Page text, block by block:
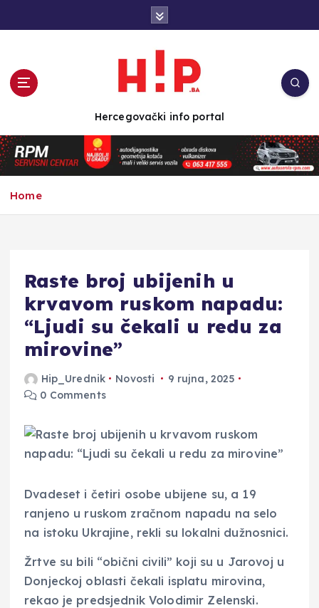
n
t
e
Hercegovački info portal
Home
Raste broj ubijenih u
krvavom ruskom napadu:
“Ljudi su čekali u redu za
mirovine”
Hip_Urednik Novosti
9 rujna, 2025
0 Comments
Dvadeset i četiri osobe ubijene su, a 19
ranjeno u ruskom zračnom napadu na selo
na istoku Ukrajine, rekli su lokalni dužnosnici.
Žrtve su bili “obični civili” koji su u Jarovoj u
Donjeckoj oblasti čekali isplatu mirovina,
rekao je predsjednik Volodimir Zelenski.